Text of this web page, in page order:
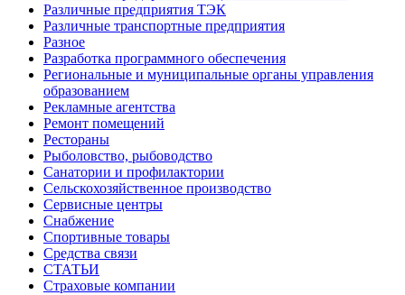
Различные предприятия ТЭК
Различные транспортные предприятия
Разное
Разработка программного обеспечения
Региональные и муниципальные органы управления
образованием
Рекламные агентства
Ремонт помещений
Рестораны
Рыболовство, рыбоводство
Санатории и профилактории
Сельскохозяйственное производство
Сервисные центры
Снабжение
Спортивные товары
Средства связи
СТАТЬИ
Страховые компании